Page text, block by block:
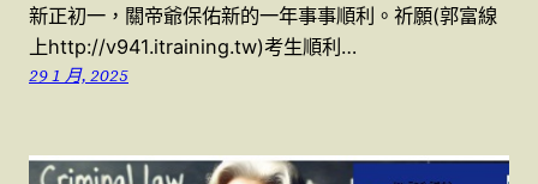
新正初一，關帝爺保佑新的一年事事順利。祈願(郭富線
上http://v941.itraining.tw)考生順利…
29 1 月, 2025